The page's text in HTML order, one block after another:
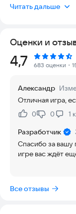
экипировку,
Это не просто РПГ
элементами Idle и
прокачка,
Здесь вы ощутите
сундуков и
Сянся.
Милые друзья-
игру «Путь
получать все
создаёте всё
Читать дальше
Оценки и
Рейтинг:
4,7 683 оценки ・
Александр
Отличная игра,
Нравится:
0Не 0 1
Разработчик
Спасибо за
игре вас ждёт
Все отзывы